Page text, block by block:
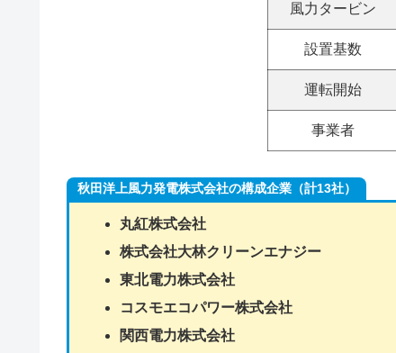
風力タービン
設置基数
運転開始
事業者
秋田洋上風力発電株式会社の構成企業（計13社）
丸紅株式会社
株式会社大林クリーンエナジー
東北電力株式会社
コスモエコパワー株式会社
関西電力株式会社